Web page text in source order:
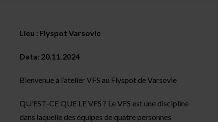
Lieu : Flyspot Varsovie
Data: 20.11.2024
Bienvenue à l’atelier VFS au Flyspot de Varsovie
QU’EST-CE QUE LE VFS ? Le VFS est une discipline
dans laquelle des équipes de quatre personnes